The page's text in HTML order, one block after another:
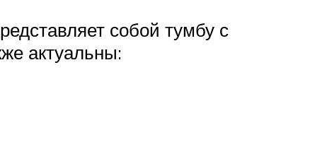
собой тумбу с
актуальны: